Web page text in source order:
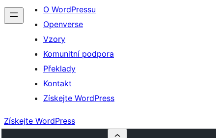
O WordPressu
Openverse
Vzory
Komunitní podpora
Překlady
Kontakt
Získejte WordPress
Získejte WordPress